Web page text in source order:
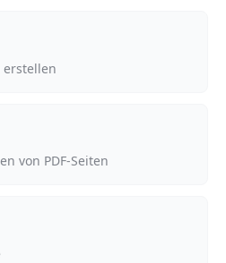
erstellen
von PDF-Seiten